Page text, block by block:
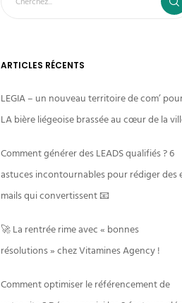
ARTICLES RÉCENTS
LEGIA – un nouveau territoire de com’
LA bière liégeoise brassée au cœur de la
Comment générer des LEADS qualifiés ? 6
astuces incontournables pour rédiger des
mails qui convertissent 📧
🚀 La rentrée rime avec « bonnes
résolutions » chez Vitamines Agency !
Comment optimiser le référencement de